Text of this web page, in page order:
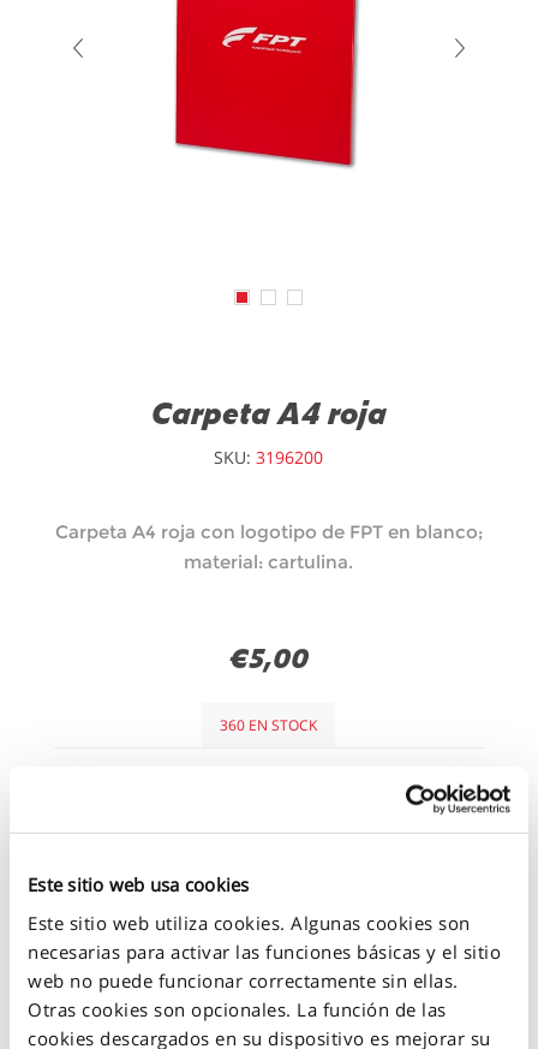
Este sitio web usa cookies
Este sitio web utiliza cookies. Algunas cookies son
necesarias para activar las funciones básicas y el sitio
web no puede funcionar correctamente sin ellas.
Otras cookies son opcionales. La función de las
cookies descargados en su dispositivo es mejorar su
Carpeta A4 roja
SKU: 3196200
Carpeta A4 roja con logotipo de FPT en blanco;
material: cartulina.
€5,00
360 EN STOCK
-